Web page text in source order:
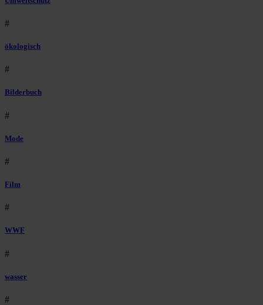
#
ökologisch
#
Bilderbuch
#
Mode
#
Film
#
WWF
#
wasser
#